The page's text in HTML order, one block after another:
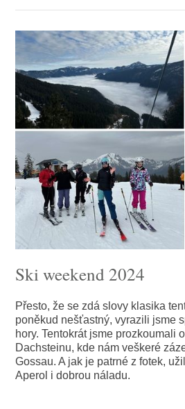
Ski weekend 2024
Přesto, že se zdá slovy klasika
poněkud nešťastný, vyrazili jsme
hory. Tentokrát jsme prozkoumali
Dachsteinu, kde nám veškeré
Gossau. A jak je patrné z fotek,
Aperol i dobrou náladu.